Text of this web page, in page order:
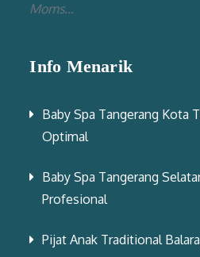
Moms...
Info Menarik
Baby Spa Tangerang Kota
Optimal
Baby Spa Tangerang
Profesional
Pijat Anak Traditional